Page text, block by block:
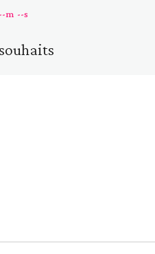
--m --s